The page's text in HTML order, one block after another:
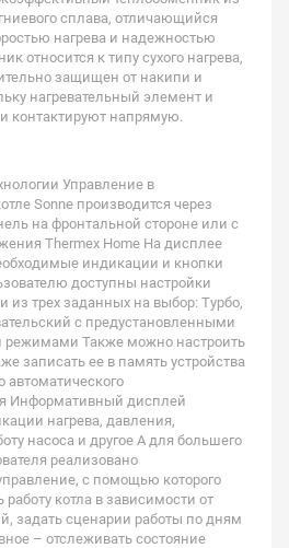
сплава, отличающийся
нагрева и надежностью
относится к типу сухого нагрева,
защищен от накипи и
нагревательный элемент и
контактируют напрямую.
Управление в
Sonne производится через
на фронтальной стороне или с
Thermex Home На дисплее
индикации и кнопки
доступны настройки
из трех заданных на выбор: Турбо,
с предустановленными
режимами Также можно настроить
записать ее в память устройства
Информативный дисплей
нагрева, давления,
насоса и другое А для большего
реализовано
с помощью которого
котла в зависимости от
задать сценарии работы по дням
– отслеживать состояние